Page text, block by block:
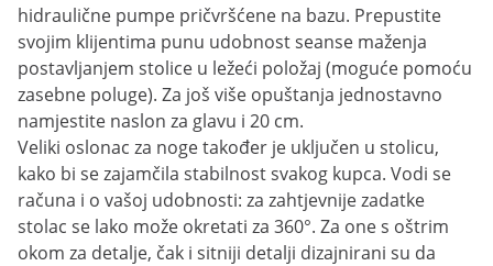
hidraulične pumpe pričvršćene na bazu. Prepustite
svojim klijentima punu udobnost seanse maženja
postavljanjem stolice u ležeći položaj (moguće pomoću
zasebne poluge). Za još više opuštanja jednostavno
namjestite naslon za glavu i 20 cm.
Veliki oslonac za noge također je uključen u stolicu,
kako bi se zajamčila stabilnost svakog kupca. Vodi se
računa i o vašoj udobnosti: za zahtjevnije zadatke
stolac se lako može okretati za 360°. Za one s oštrim
okom za detalje, čak i sitniji detalji dizajnirani su da